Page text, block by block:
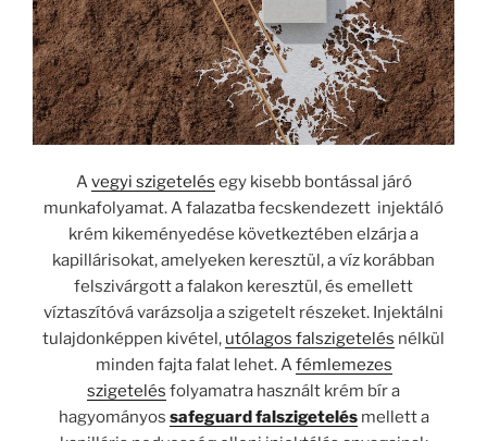
Avegyi szigetelés egy kisebb bontással járó
munkafolyamat. A falazatba fecskendezett injektáló
krém kikeményedése következtében elzárja a
kapillárisokat, amelyeken keresztül, a víz korábban
felszivárgott a falakon keresztül, és emellett
víztaszítóvá varázsolja a szigetelt részeket. Injektálni
tulajdonképpen kivétel, utólagos falszigetelés nélkül
minden fajta falat lehet. Afémlemezes
szigetelés folyamatra használt krém bír a
hagyományos safeguard falszigetelésmellett a